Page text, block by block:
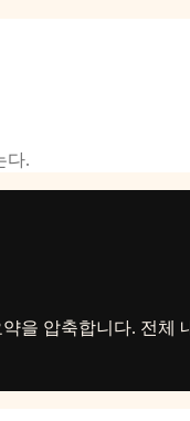
다.
을 압축합니다. 전